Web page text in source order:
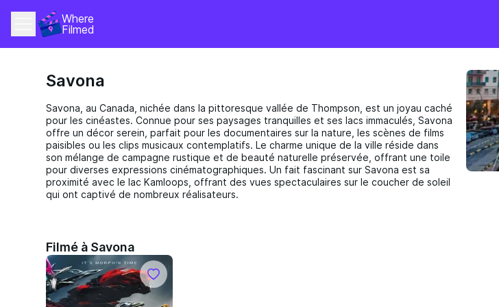
Where
Filmed
Savona
Savona, au Canada, nichée dans la pittoresque vallée de Thompson, est un joyau caché
pour les cinéastes. Connue pour ses paysages tranquilles et ses lacs immaculés, Savona
offre un décor serein, parfait pour les documentaires sur la nature, les scènes de films
paisibles ou les clips musicaux contemplatifs. Le charme unique de la ville réside dans
son mélange de campagne rustique et de beauté naturelle préservée, offrant une toile
pour diverses expressions cinématographiques. Un fait fascinant sur Savona est sa
proximité avec le lac Kamloops, offrant des vues spectaculaires sur le coucher de soleil
qui ont captivé de nombreux réalisateurs.
Filmé à Savona